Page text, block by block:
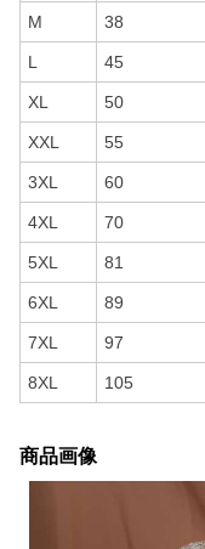
M 38
L 45
XL 50
XXL 55
3XL 60
4XL 70
5XL 81
6XL 89
7XL 97
8XL 105
商品画像